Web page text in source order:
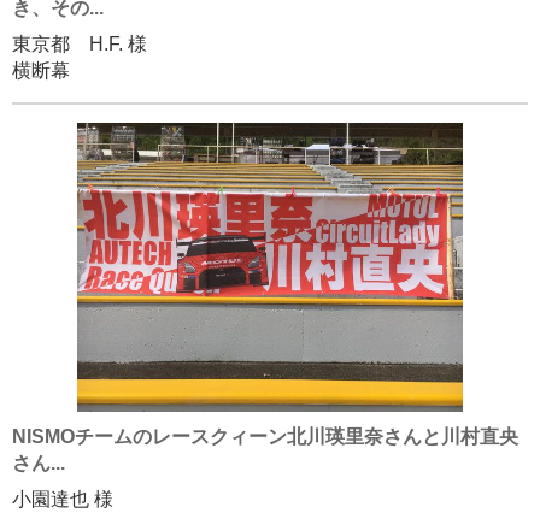
き、その...
東京都 H.F. 様
横断幕
NISMOチームのレースクィーン北川瑛里奈さんと川村直央
さん...
小園達也 様